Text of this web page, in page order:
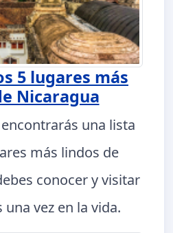
5 lugares más
Nicaragua
una lista
más lindos de
conocer y visitar
vez en la vida.